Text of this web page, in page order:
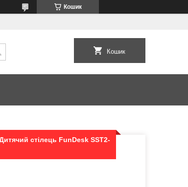
Кошик
Кошик
стілець FunDesk SST2-